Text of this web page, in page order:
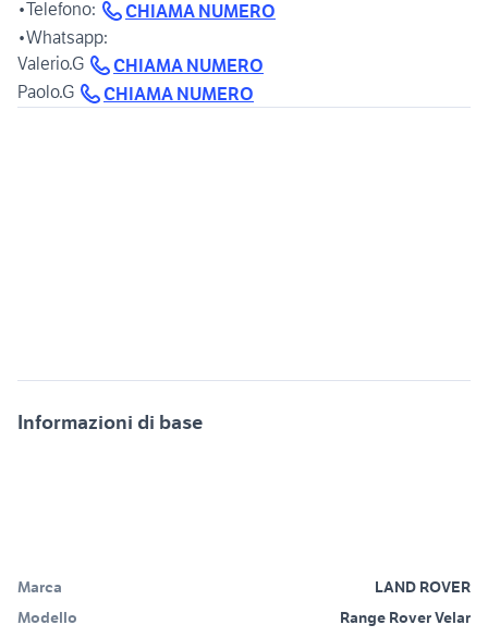
•Telefono:
CHIAMA NUMERO
•Whatsapp:
Valerio.G
CHIAMA NUMERO
Paolo.G
CHIAMA NUMERO
Informazioni di base
Marca
LAND ROVER
Modello
Range Rover Velar